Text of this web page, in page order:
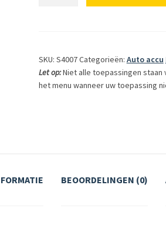
12V
(0
092
SKU: S4007Categorieën: Auto accu
Let op:Niet alle toepassingen
het menu wanneer uw toepassing
BEOORDELINGEN (0)